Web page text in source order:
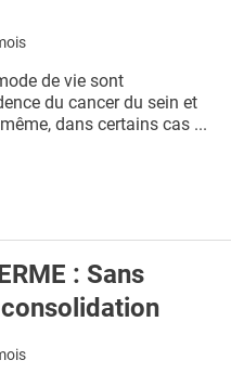
de vie sont
du cancer du sein et
dans certains cas ...
: Sans